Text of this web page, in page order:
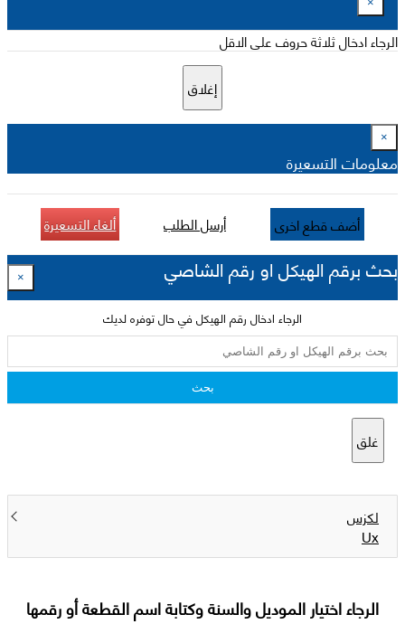
الرجاء ادخال ثلاثة حروف على الاقل
إغلاق
×
معلومات التسعيرة
أضف قطع اخرى أرسل الطلب ألغاء التسعيرة
بحث برقم الهيكل او رقم الشاصي ×
الرجاء ادخال رقم الهيكل في حال توفره لديك
بحث
غلق
لكزس
Ux
الرجاء اختيار الموديل والسنة وكتابة اسم القطعة أو رقمها